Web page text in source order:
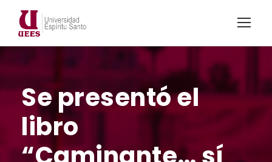
Se presentó el
libro